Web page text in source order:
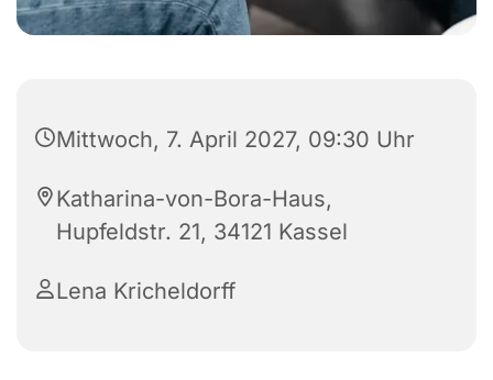
Mittwoch, 7. April 2027, 09:30 Uhr
Katharina-von-Bora-Haus,
Hupfeldstr. 21, 34121 Kassel
Lena Kricheldorff